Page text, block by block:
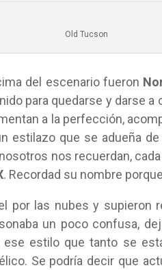
Old Tucson
del escenario fueron
para quedarse y darse
a la perfección,
estilazo que se adueña
nos recuerdan,
. Recordad su nombre
por las nubes y supieron
un poco confusa,
ese estilo que tanto se
Se podría decir que